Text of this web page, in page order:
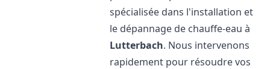
spécialisée dans l'installation et
le dépannage de chauffe-eau à
Lutterbach. Nous intervenons
rapidement pour résoudre vos